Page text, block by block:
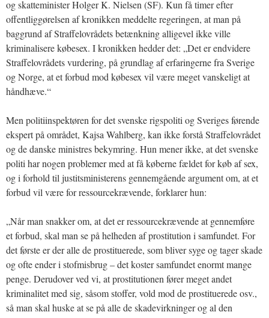
og skatteminister Holger K. Nielsen (SF). Kun få timer efter
offentliggørelsen af kronikken meddelte regeringen, at man på
baggrund af Straffelovrådets betænkning alligevel ikke ville
kriminalisere købesex. I kronikken hedder det: „Det er endvidere
Straffelovrådets vurdering, på grundlag af erfaringerne fra Sverige
og Norge, at et forbud mod købesex vil være meget vanskeligt at
håndhæve.“
Men politiinspektøren for det svenske rigspoliti og Sveriges førende
ekspert på området, Kajsa Wahlberg, kan ikke forstå Straffelovrådet
og de danske ministres bekymring. Hun mener ikke, at det svenske
politi har nogen problemer med at få køberne fældet for køb af sex,
og i forhold til justitsministerens gennemgående argument om, at et
forbud vil være for ressourcekrævende, forklarer hun:
„Når man snakker om, at det er ressourcekrævende at gennemføre
et forbud, skal man se på helheden af prostitution i samfundet. For
det første er der alle de prostituerede, som bliver syge og tager skade
og ofte ender i stofmisbrug – det koster samfundet enormt mange
penge. Derudover ved vi, at prostitutionen fører meget andet
kriminalitet med sig, såsom stoffer, vold mod de prostituerede osv.,
så man skal huske at se på alle de skadevirkninger og al den